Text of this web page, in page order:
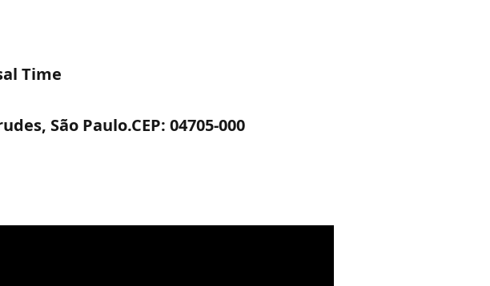
Time
São Paulo.CEP: 04705-000